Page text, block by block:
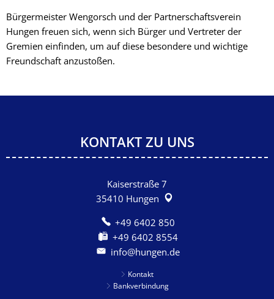
Bürgermeister Wengorsch und der Partnerschaftsverein
Hungen freuen sich, wenn sich Bürger und Vertreter der
Gremien einfinden, um auf diese besondere und wichtige
Freundschaft anzustoßen.
KONTAKT ZU UNS
Kaiserstraße 7
35410 Hungen
+49 6402 850
+49 6402 8554
info@hungen.de
Kontakt
Bankverbindung